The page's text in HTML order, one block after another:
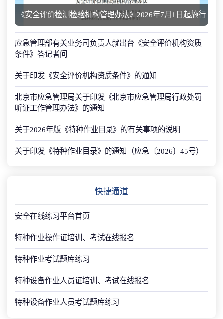
《安全评价检测检验机构管理办法》2026年7月1日起施行
应急管理部有关业务司负责人就出台《安全评价机构资质
条件》答记者问
关于印发《安全评价机构资质条件》的通知
北京市应急管理局关于印发《北京市应急管理局行政处罚
听证工作管理办法》的通知
关于2026年版《特种作业目录》的有关事项的说明
关于印发《特种作业目录》的通知（应急〔2026〕45号）
快捷通道
安全在线练习平台首页
特种作业操作证培训、考试在线报名
特种作业考试题库练习
特种设备作业人员证培训、考试在线报名
特种设备作业人员考试题库练习